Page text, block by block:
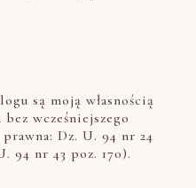
są moją własnością
wcześniejszego
Dz. U. 94 nr 24
94 nr 43 poz. 170).